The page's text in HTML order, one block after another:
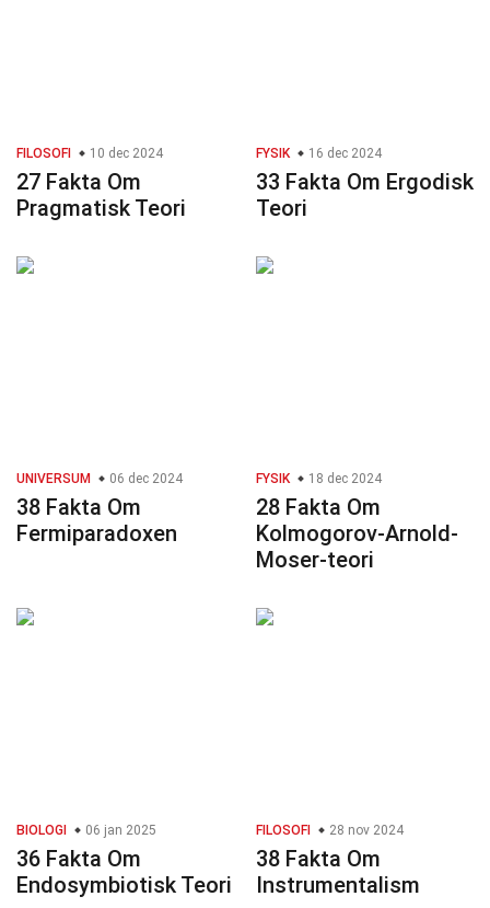
FILOSOFI 10 dec 2024
27 Fakta Om
Pragmatisk Teori
FYSIK 16 dec 2024
33 Fakta Om Ergodisk
Teori
UNIVERSUM 06 dec 2024
38 Fakta Om
Fermiparadoxen
FYSIK 18 dec 2024
28 Fakta Om
Kolmogorov-Arnold-
Moser-teori
BIOLOGI 06 jan 2025
36 Fakta Om
Endosymbiotisk Teori
FILOSOFI 28 nov 2024
38 Fakta Om
Instrumentalism